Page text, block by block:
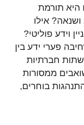
תורמת
אילו
וידע פוליטי?
פערי ידע בין
חברתיות
ממסורות
בוחרים,